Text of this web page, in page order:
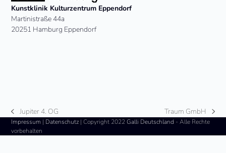
menu
menu
Kunstklinik Kulturzentrum Eppendorf
Martinistraße 44a
20251 Hamburg Eppendorf
vorheriger
Beitrag:
Jupiter 4. OG
Nächster
Beitrag:
Traum GmbH
Impressum | Datenschutz | Copyright 2022Galli Deutschland - Alle Rechte
vorbehalten